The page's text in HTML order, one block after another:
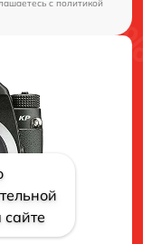
cполитикой